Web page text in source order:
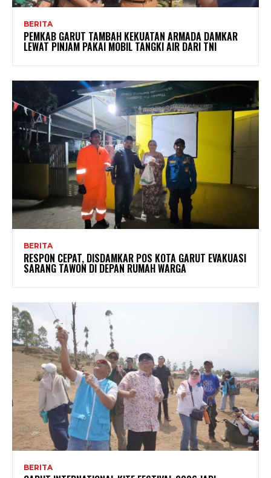
BERITA
PEMKAB GARUT TAMBAH KEKUATAN ARMADA DAMKAR
LEWAT PINJAM PAKAI MOBIL TANGKI AIR DARI TNI
BERITA
RESPON CEPAT, DISDAMKAR POS KOTA GARUT EVAKUASI
SARANG TAWON DI DEPAN RUMAH WARGA
BERITA